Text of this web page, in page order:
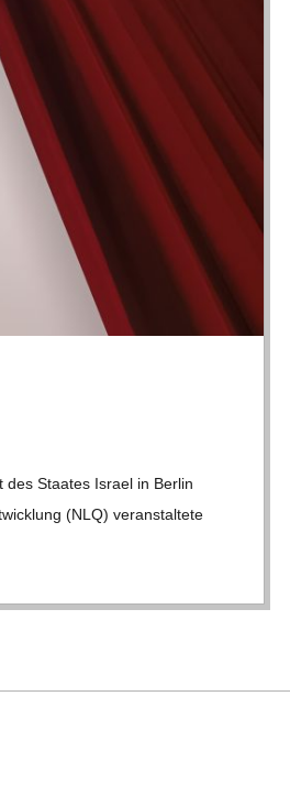
Staa­tes Israel in Ber­lin
(NLQ) ver­an­stal­tete